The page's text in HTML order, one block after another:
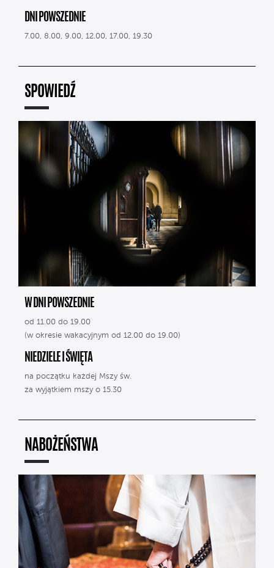
DNI POWSZEDNIE
7.00, 8.00, 9.00, 12.00, 17.00, 19.30
SPOWIEDŹ
W DNI POWSZEDNIE
od 11.00 do 19.00
(w okresie wakacyjnym od 12.00 do 19.00)
NIEDZIELE I ŚWIĘTA
na początku każdej Mszy św.
za wyjątkiem mszy o 15.30
NABOŻEŃSTWA